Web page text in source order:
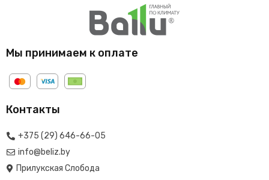
Мы принимаем к оплате
Контакты
+375 (29) 646-66-05
info@beliz.by
Прилукская Слобода